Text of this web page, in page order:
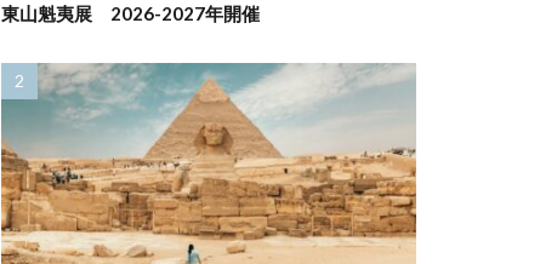
東山魁夷展 2026-2027年開催